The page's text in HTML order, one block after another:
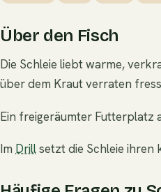
Über den Fisch
Die Schleie liebt warme,
über dem Kraut verraten
Ein freigeräumter Futterplatz
Im Drillsetzt die Schleie